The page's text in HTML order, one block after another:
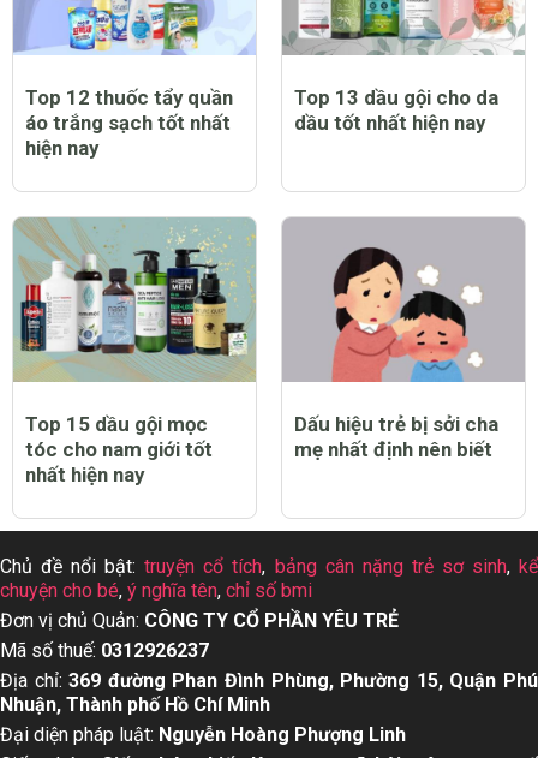
Top 12 thuốc tẩy quần
áo trắng sạch tốt nhất
hiện nay
Top 13 dầu gội cho da
dầu tốt nhất hiện nay
Top 15 dầu gội mọc
tóc cho nam giới tốt
nhất hiện nay
Dấu hiệu trẻ bị sởi cha
mẹ nhất định nên biết
Chủ đề nổi bật:truyện cổ tích, bảng cân nặng trẻ sơ sinh, kể
chuyện cho bé, ý nghĩa tên, chỉ số bmi
Đơn vị chủ Quản: CÔNG TY CỔ PHẦN YÊU TRẺ
Mã số thuế: 0312926237
Địa chỉ:369 đường Phan Đình Phùng, Phường 15, Quận Phú
Nhuận, Thành phố Hồ Chí Minh
Đại diện pháp luật: Nguyễn Hoàng Phượng Linh